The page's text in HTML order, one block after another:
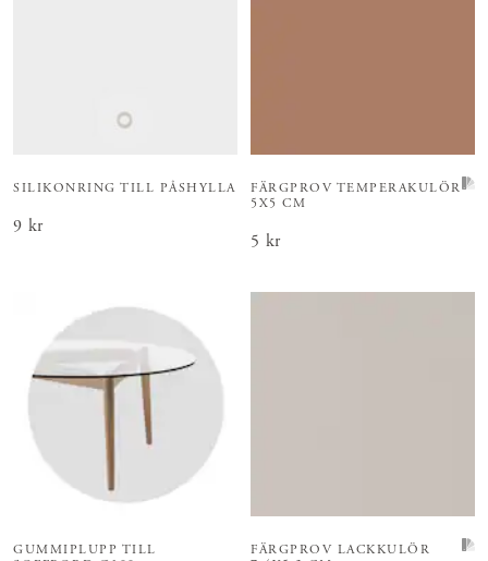
SILIKONRING TILL PÅSHYLLA
Pris:
9 kr
FÄRGPROV TEMPERAKULÖR
5X5 CM
Pris:
5 kr
GUMMIPLUPP TILL
FÄRGPROV LACKKULÖR